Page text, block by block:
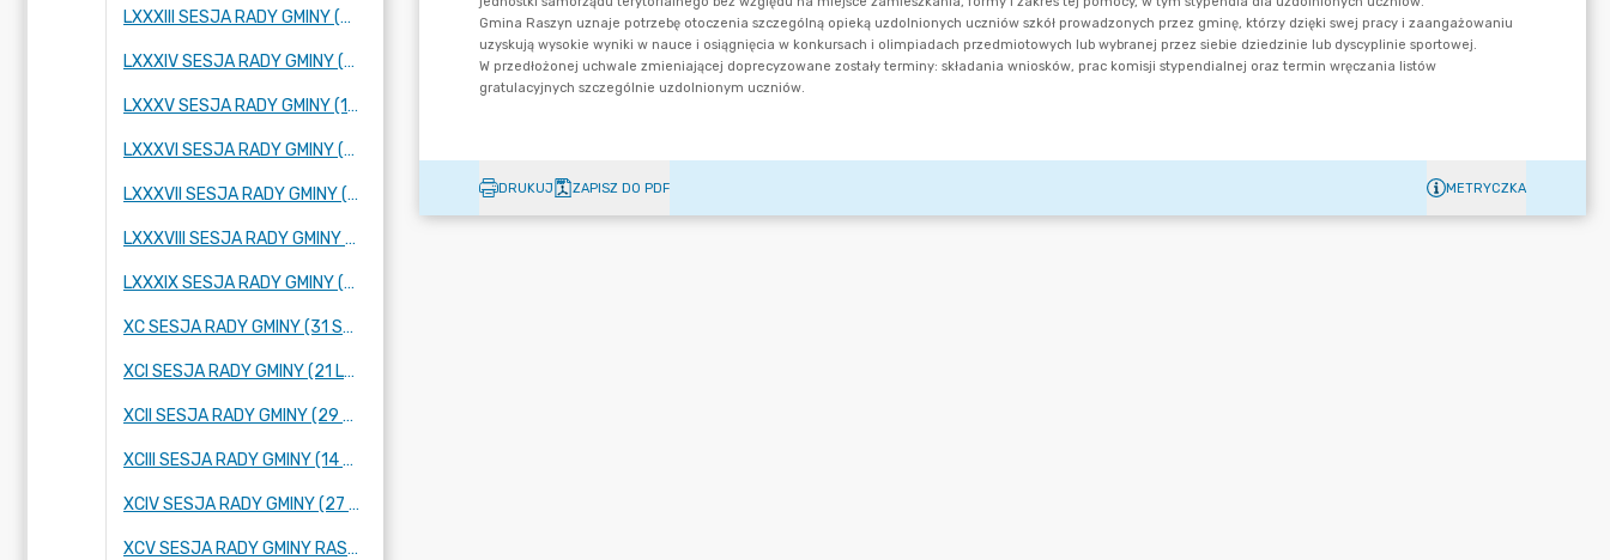
LXXXIII SESJA RADY GMINY (29 WRZEŚNIA 2023 R.)
LXXXIV SESJA RADY GMINY (25 PAŹDZIERNIKA 2023 R.)
LXXXV SESJA RADY GMINY (16 LISTOPADA 2023 R.)
LXXXVI SESJA RADY GMINY (28 LISTOPADA 2023 R.)
LXXXVII SESJA RADY GMINY (14 GRUDNIA 2023 R.)
LXXXVIII SESJA RADY GMINY (21 GRUDNIA 2023 R.)
LXXXIX SESJA RADY GMINY (12 STYCZNIA 2024 R.)
XC SESJA RADY GMINY (31 STYCZNIA 2024 R.)
XCI SESJA RADY GMINY (21 LUTEGO 2024 R.)
XCII SESJA RADY GMINY (29 LUTEGO 2024 R.)
XCIII SESJA RADY GMINY (14 MARCA 2024 ROKU)
XCIV SESJA RADY GMINY (27 MARCA 2024 ROKU)
XCV SESJA RADY GMINY RASZYN (4 KWIETNIA 2024 ROKU)
DRUKUJ ZAPISZ DO PDF METRYCZKA